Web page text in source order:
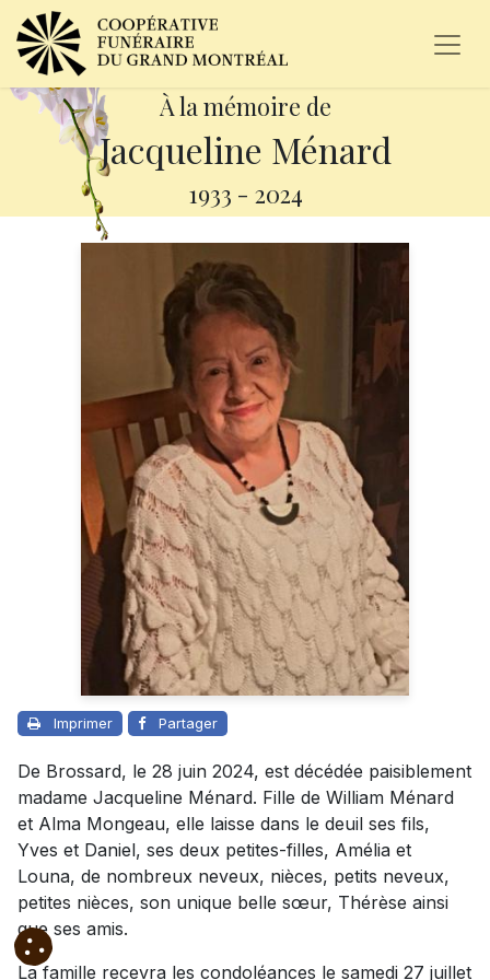
À la mémoire de
Jacqueline Ménard
1933 - 2024
Imprimer Partager
De Brossard, le 28 juin 2024, est décédée paisiblement
madame Jacqueline Ménard. Fille de William Ménard
et Alma Mongeau, elle laisse dans le deuil ses fils,
Yves et Daniel, ses deux petites-filles, Amélia et
Louna, de nombreux neveux, nièces, petits neveux,
petites nièces, son unique belle sœur, Thérèse ainsi
que ses amis.
La famille recevra les condoléances le samedi 27 juillet